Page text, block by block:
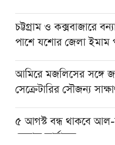
মসজিদের ছাদে
মুহাম্মদ (সা.)-কে সর্বশেষ
মুসলমান থাকা যায় না:
চট্টগ্রাম ও কক্সবাজারে
পাশে যশোর জেলা ইমাম
আমিরে মজলিসের সঙ্গে
সেক্রেটারির সৌজন্য
৫ আগস্ট বন্ধ থাকবে
বেফাক কার্যালয়